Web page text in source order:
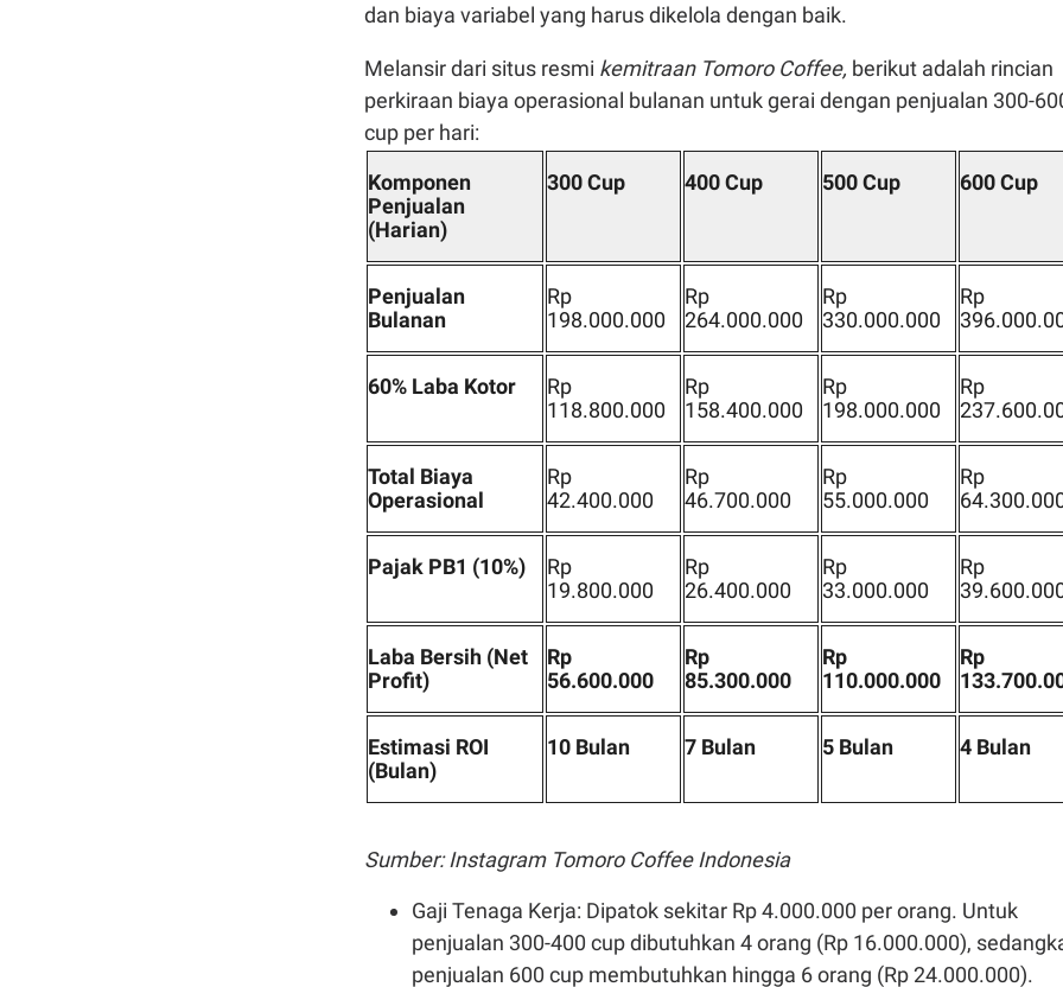
dan biaya variabel yang harus dikelola dengan baik.
Melansir dari situs resmi kemitraan Tomoro Coffee, berikut adalah rincian
perkiraan biaya operasional bulanan untuk gerai dengan penjualan 300-
cup per hari:
Komponen
Penjualan
(Harian)
300 Cup 400 Cup 500 Cup 600 Cup
Penjualan
Bulanan
Rp
198.000.000
Rp
264.000.000
Rp
330.000.000
Rp
60% Laba Kotor
Rp
118.800.000
Rp
158.400.000
Rp
198.000.000
Rp
Total Biaya
Operasional
Rp
42.400.000
Rp
46.700.000
Rp
55.000.000
Rp
Pajak PB1 (10%)
Rp
19.800.000
Rp
26.400.000
Rp
33.000.000
Rp
Laba Bersih (Net
Profit)
Rp
56.600.000
Rp
85.300.000
Rp
110.000.000
Rp
Estimasi ROI
(Bulan)
10 Bulan 7 Bulan 5 Bulan 4 Bulan
Sumber: Instagram Tomoro Coffee Indonesia
Gaji Tenaga Kerja: Dipatok sekitar Rp 4.000.000 per orang. Untuk
penjualan 300-400 cup dibutuhkan 4 orang (Rp 16.000.000),
penjualan 600 cup membutuhkan hingga 6 orang (Rp 24.000.000).